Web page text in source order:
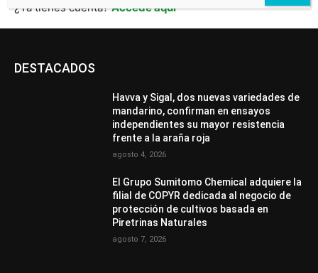
¿Ya tienes cuenta?Accede aquí
DESTACADOS
Havva y Sigal, dos nuevas variedades de
mandarino, confirman en ensayos
independientes su mayor resistencia
frente a la araña roja
agosto 4, 2026
El Grupo Sumitomo Chemical adquiere la
filial de COPYR dedicada al negocio de
protección de cultivos basada en
Piretrinas Naturales
agosto 7, 2026